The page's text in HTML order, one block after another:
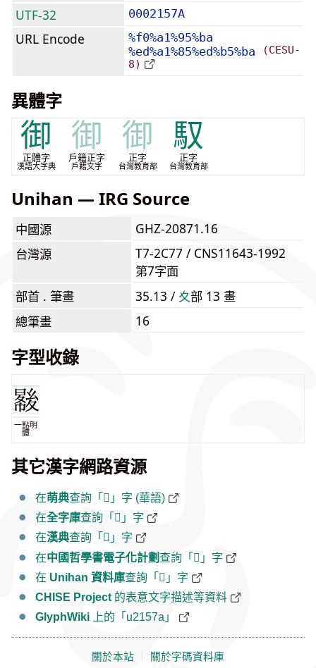
UTF-32 0002157A
URL Encode
%f0%a1%95%ba
%ed%a1%85%ed%b5%ba
(CESU-
8)
異體字
御
正體字
漢語大字典
御
戶籍正字
戶籍文字
御
正字
台灣教育部
馭
正字
台灣教育部
Unihan — IRG Source
中國源
GHZ-20871.16
台灣源
T7-2C77 / CNS11643-1992
第7字面
部首 . 筆畫
35.13 / ⼢部 13 畫
總筆畫
16
字型收錄
一點明
體
其它漢字網路資源
在萌典查詢「𡕺」字 (華語)
在全字庫查詢「𡕺」字
在漢典查詢「𡕺」字
在中國哲學書電子化計劃查詢「𡕺」字
在 Unihan 資料庫查詢「𡕺」字
CHISE Project 的表意文字描述等資料
GlyphWiki 上的「u2157a」
關於本站 關於字碼資料庫